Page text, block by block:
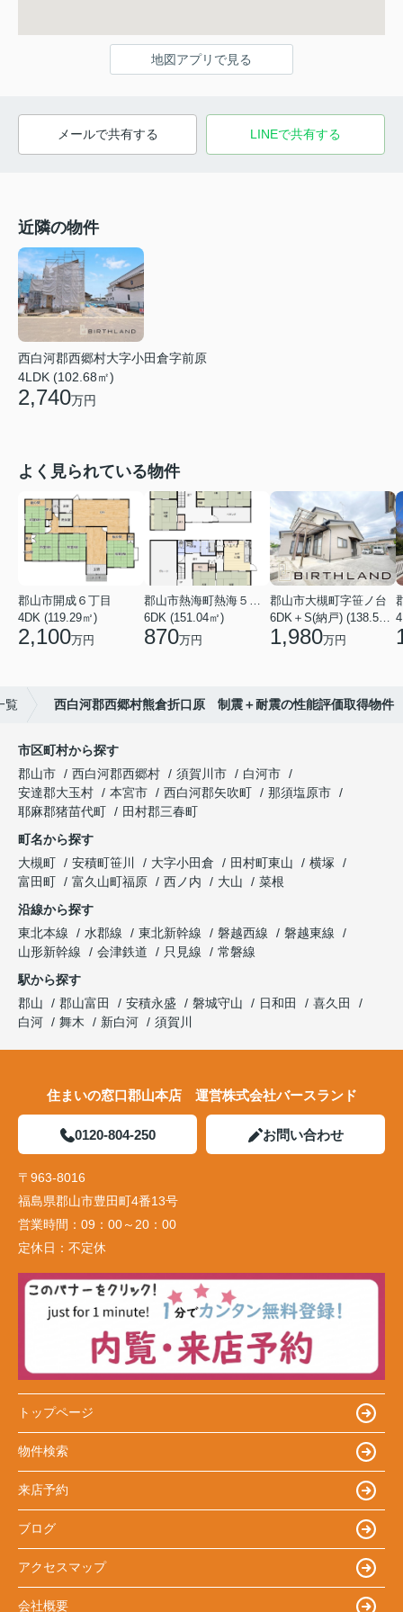
地図アプリで見る
メールで共有する LINEで共有する
近隣の物件
西白河郡西郷村大字小田倉字前原
4LDK (102.68㎡)
2,740万円
よく見られている物件
郡山市開成６丁目
4DK (119.29㎡)
2,100万円
6DK (151.04㎡)
870万円
郡山市大槻町字笹ノ台
1,980万円
覧 西白河郡西郷村熊倉折口原 制震＋耐震の性能評価取得物件
市区町村から探す
郡山市
西白河郡西郷村 須賀川市
白河市
安達郡大玉村
本宮市 西白河郡矢吹町
那須塩原市
耶麻郡猪苗代町
田村郡三春町
町名から探す
大槻町
安積町笹川 大字小田倉 田村町東山
横塚
富田町
富久山町福原 西ノ内 大山
菜根
沿線から探す
東北本線
水郡線 東北新幹線 磐越西線
磐越東線
山形新幹線
会津鉄道 只見線
常磐線
駅から探す
郡山
郡山富田 安積永盛 磐城守山 日和田
喜久田
白河
舞木 新白河 須賀川
住まいの窓口郡山本店 運営株式会社バースランド
0120-804-250 お問い合わせ
〒963-8016
福島県郡山市豊田町4番13号
営業時間： 09：00～20：00
定休日： 不定休
トップページ
物件検索
来店予約
ブログ
アクセスマップ
会社概要